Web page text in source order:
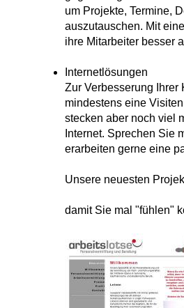
um Projekte, Termine,
auszutauschen. Mit
ihre Mitarbeiter besser
Internetlösungen
Zur Verbesserung Ihrer
mindestens eine
stecken aber noch viel
Internet. Sprechen Sie
erarbeiten gerne eine
Unsere neuesten
damit Sie mal "fühlen"